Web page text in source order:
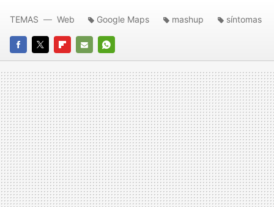
FACEBOOK
TWITTERFLIPBOARD
E-
MAIL
WHATSAPP
TEMAS Web Google Maps mashup síntomas